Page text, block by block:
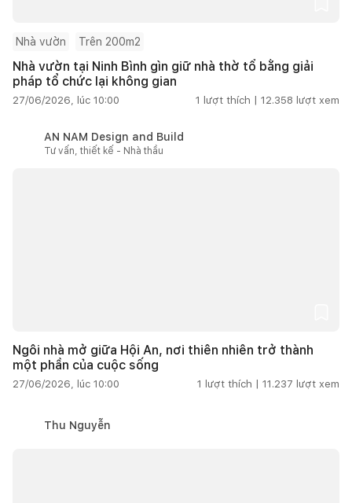
Nhà vườn Trên 200m2
Nhà vườn tại Ninh Bình gìn giữ nhà thờ tổ bằng giải
pháp tổ chức lại không gian
27/06/2026, lúc 10:00 1 lượt thích | 12.358 lượt xem
AN NAM Design and Build
Tư vấn, thiết kế - Nhà thầu
Ngôi nhà mở giữa Hội An, nơi thiên nhiên trở thành
một phần của cuộc sống
27/06/2026, lúc 10:00 1 lượt thích | 11.237 lượt xem
Thu Nguyễn